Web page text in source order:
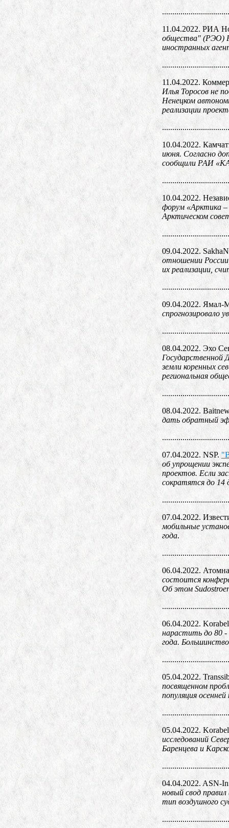
11.04.2022. РИА
общества" (РЭО)
иностранных
11.04.2022.
Илья Торосов не
Ненецком
реализации
10.04.2022.
июня. Согласно
сообщили РАИ
10.04.2022.
форум «Арктика –
Арктическом
09.04.2022.
отношении
их реализации,
09.04.2022. Ямал-
спрогнозировало
08.04.2022. Эхо
Государственной
земли коренных
региональная
08.04.2022.
дать обратный
07.04.2022. NSP.
об упрощении
проектов. Если
сократятся до 14
07.04.2022.
мобильные
года.
06.04.2022.
состоится
Об этом
06.04.2022.
нарастить до 80 -
года.
05.04.2022.
посвященном
популяция
05.04.2022.
исследований
Баренцева и
04.04.2022. ASN-
новый свод
тип воздушного